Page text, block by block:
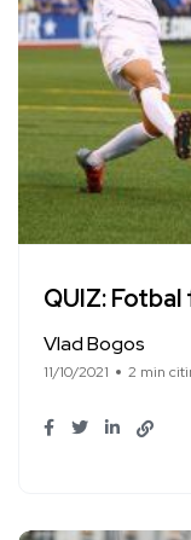
QUIZ:
Vlad Bogos
11/10/2021 2 min